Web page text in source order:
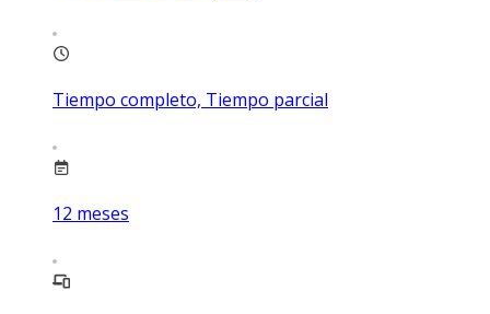
Tiempo completo, Tiempo parcial
12 meses